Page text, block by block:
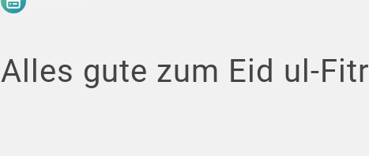
Alles gute zum Eid ul-Fitr